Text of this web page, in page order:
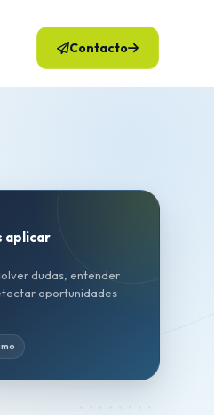
Contacto
aplicar
dudas, entender
oportunidades